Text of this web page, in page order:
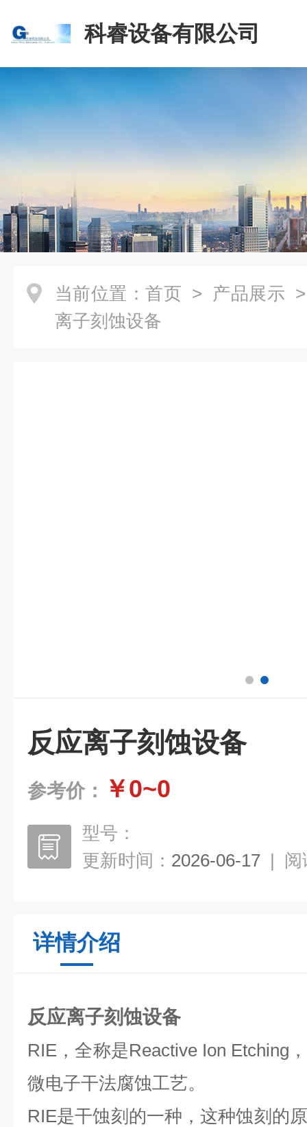
科睿设备有限公司
当前位置： 首页 > 产品展示
离子刻蚀设备
反应离子刻蚀设备
参考价： ￥0~0
型号：
更新时间： 2026-06-17 | 阅
详情介绍
反应离子刻蚀设备
RIE，全称是Reactive Ion Etching
微电子干法腐蚀工艺。
RIE是干蚀刻的一种，这种蚀刻的